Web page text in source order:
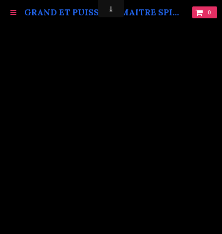
GRAND ET PUISSANT MAITRE SPIRITUEL MARABOUT VAUDOU KOKOUVI.TEL: +229 68619086. 0